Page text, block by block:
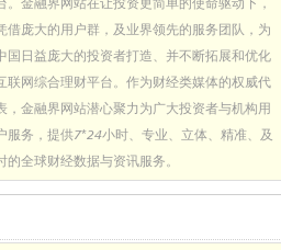
借庞大的用户群，及业界领先的服务团队，为
国日益庞大的投资者打造、并不断拓展和优化
联网综合理财平台。作为财经类媒体的权威代
，金融界网站潜心聚力为广大投资者与机构用
服务，提供7*24小时、专业、立体、精准、及
的全球财经数据与资讯服务。